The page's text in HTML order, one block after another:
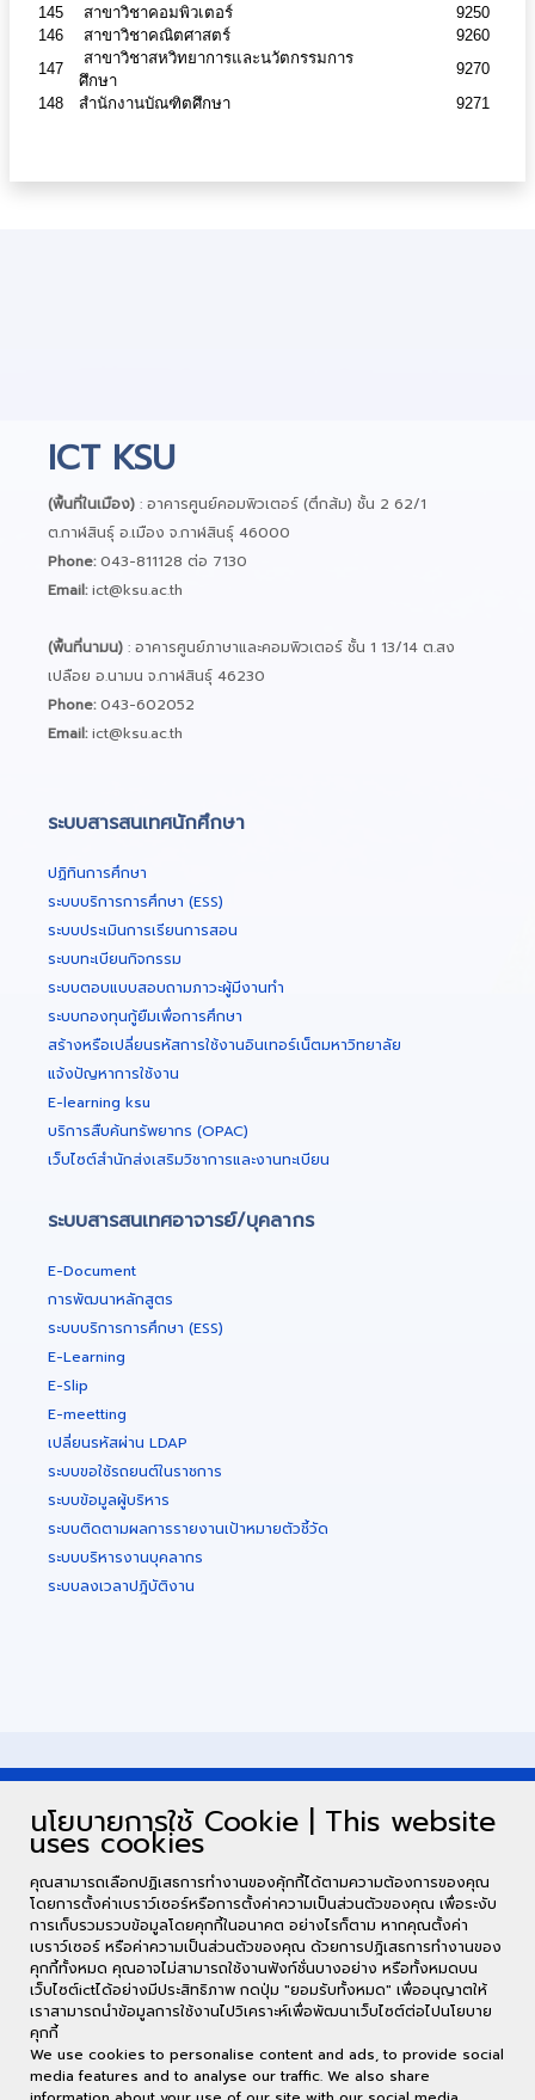
145
สาขาวิชาคอมพิวเตอร์
9250
146
สาขาวิชาคณิตศาสตร์
9260
147
สาขาวิชาสหวิทยาการและนวัตกรรมการ
ศึกษา
9270
148
สำนักงานบัณฑิตศึกษา 9271
ICT KSU
(พื้นที่ในเมือง) : อาคารศูนย์คอมพิวเตอร์ (ตึกส้ม) ชั้น 2 62/1
ต.กาฬสินธุ์ อ.เมือง จ.กาฬสินธุ์ 46000
Phone:043-811128 ต่อ 7130
Email:ict@ksu.ac.th
(พื้นที่นามน) : อาคารศูนย์ภาษาและคอมพิวเตอร์ ชั้น 1 13/14 ต.สง
เปลือย อ.นามน จ.กาฬสินธุ์ 46230
Phone:043-602052
Email:ict@ksu.ac.th
ระบบสารสนเทศนักศึกษา
ปฏิทินการศึกษา
ระบบบริการการศึกษา (ESS)
ระบบประเมินการเรียนการสอน
ระบบทะเบียนกิจกรรม
ระบบตอบแบบสอบถามภาวะผู้มีงานทำ
ระบบกองทุนกู้ยืมเพื่อการศึกษา
สร้างหรือเปลี่ยนรหัสการใช้งานอินเทอร์เน็ตมหาวิทยาลัย
แจ้งปัญหาการใช้งาน
E-learning ksu
บริการสืบค้นทรัพยากร (OPAC)
เว็บไซต์สำนักส่งเสริมวิชาการและงานทะเบียน
ระบบสารสนเทศอาจารย์/บุคลากร
E-Document
การพัฒนาหลักสูตร
ระบบบริการการศึกษา (ESS)
E-Learning
E-Slip
E-meetting
เปลี่ยนรหัสผ่าน LDAP
ระบบขอใช้รถยนต์ในราชการ
ระบบข้อมูลผู้บริหาร
ระบบติดตามผลการรายงานเป้าหมายตัวชี้วัด
ระบบบริหารงานบุคลากร
ระบบลงเวลาปฎิบัติงาน
นโยบายการใช้ Cookie | This website
uses cookies
คุณสามารถเลือกปฏิเสธการทำงานของคุ้กกี้ได้ตามความต้องการของคุณ
โดยการตั้งค่าเบราว์เซอร์หรือการตั้งค่าความเป็นส่วนตัวของคุณ เพื่อระงับ
การเก็บรวมรวบข้อมูลโดยคุกกี้ในอนาคต อย่างไรก็ตาม หากคุณตั้งค่า
เบราว์เซอร์ หรือค่าความเป็นส่วนตัวของคุณ ด้วยการปฎิเสธการทำงานของ
คุกกี้ทั้งหมด คุณอาจไม่สามารถใช้งานฟังก์ชั่นบางอย่าง หรือทั้งหมดบน
เว็บไซต์ictได้อย่างมีประสิทธิภาพ กดปุ่ม "ยอมรับทั้งหมด" เพื่ออนุญาตให้
เราสามารถนำข้อมูลการใช้งานไปวิเคราะห์เพื่อพัฒนาเว็บไซต์ต่อไปนโยบาย
คุกกี้
We use cookies to personalise content and ads, to provide social
media features and to analyse our traffic. We also share